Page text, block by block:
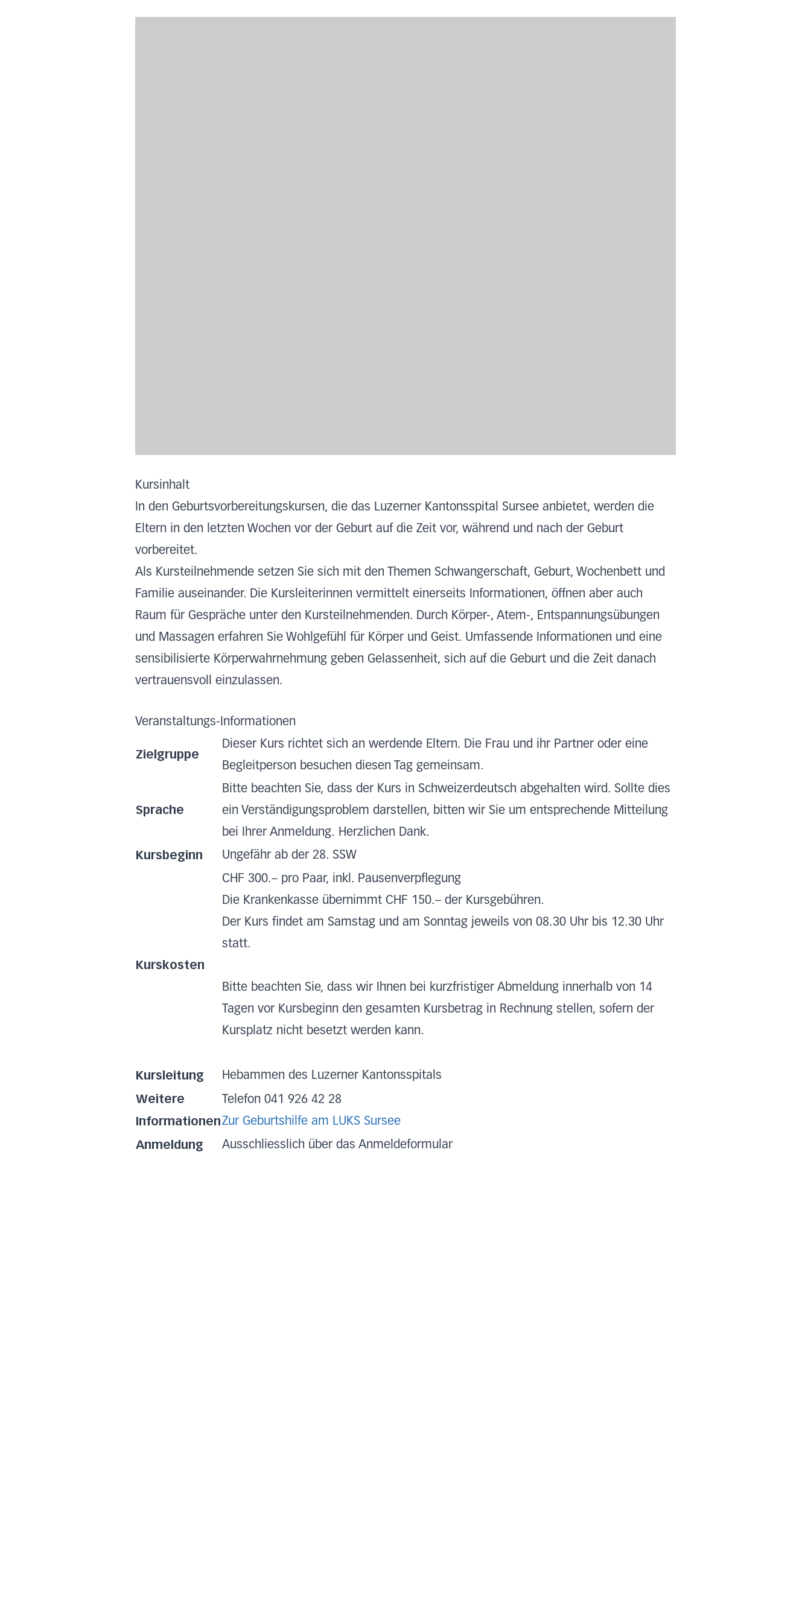
Kursinhalt
In den Geburtsvorbereitungskursen, die das Luzerner Kantonsspital Sursee anbietet, werden die
Eltern in den letzten Wochen vor der Geburt auf die Zeit vor, während und nach der Geburt
vorbereitet.
Als Kursteilnehmende setzen Sie sich mit den Themen Schwangerschaft, Geburt, Wochenbett und
Familie auseinander. Die Kursleiterinnen vermittelt einerseits Informationen, öffnen aber auch
Raum für Gespräche unter den Kursteilnehmenden. Durch Körper-, Atem-, Entspannungsübungen
und Massagen erfahren Sie Wohlgefühl für Körper und Geist. Umfassende Informationen und eine
sensibilisierte Körperwahrnehmung geben Gelassenheit, sich auf die Geburt und die Zeit danach
vertrauensvoll einzulassen.
Veranstaltungs-Informationen
Zielgruppe
Dieser Kurs richtet sich an werdende Eltern. Die Frau und ihr Partner oder eine
Begleitperson besuchen diesen Tag gemeinsam.
Sprache
Bitte beachten Sie, dass der Kurs in Schweizerdeutsch abgehalten wird. Sollte dies
ein Verständigungsproblem darstellen, bitten wir Sie um entsprechende Mitteilung
bei Ihrer Anmeldung. Herzlichen Dank.
Kursbeginn Ungefähr ab der 28. SSW
Kurskosten
CHF 300.– pro Paar, inkl. Pausenverpflegung
Die Krankenkasse übernimmt CHF 150.– der Kursgebühren.
Der Kurs findet am Samstag und am Sonntag jeweils von 08.30 Uhr bis 12.30 Uhr
statt.
Bitte beachten Sie, dass wir Ihnen bei kurzfristiger Abmeldung innerhalb von 14
Tagen vor Kursbeginn den gesamten Kursbetrag in Rechnung stellen, sofern der
Kursplatz nicht besetzt werden kann.
Kursleitung Hebammen des Luzerner Kantonsspitals
Weitere
Informationen
Telefon 041 926 42 28
Zur Geburtshilfe am LUKS Sursee
Anmeldung Ausschliesslich über das Anmeldeformular